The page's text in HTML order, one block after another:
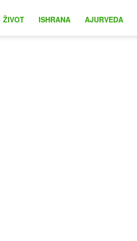
ŽIVOT ISHRANA AJURVEDA